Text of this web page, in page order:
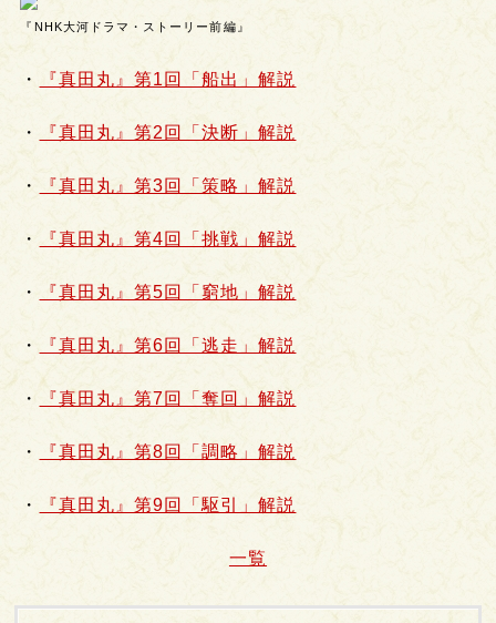
『NHK大河ドラマ・ストーリー前編』
・ 『真田丸』第1回「船出」解説
・ 『真田丸』第2回「決断」解説
・ 『真田丸』第3回「策略」解説
・ 『真田丸』第4回「挑戦」解説
・ 『真田丸』第5回「窮地」解説
・ 『真田丸』第6回「逃走」解説
・ 『真田丸』第7回「奪回」解説
・ 『真田丸』第8回「調略」解説
・ 『真田丸』第9回「駆引」解説
一覧